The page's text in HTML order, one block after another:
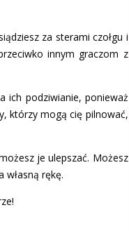
za sterami czołgu i
innym graczom z
ich podziwianie, ponieważ
którzy mogą cię pilnować,
je ulepszać. Możesz
rękę.